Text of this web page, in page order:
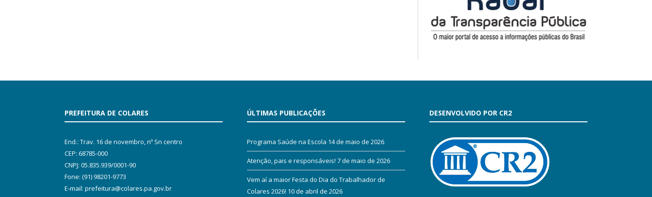
PREFEITURA DE COLARES
End.: Trav. 16 de novembro, nº Sn centro
CEP: 68785-000
CNPJ: 05.835.939/0001-90
Fone: (91) 98201-9773
E-mail: prefeitura@colares.pa.gov.br
ÚLTIMAS PUBLICAÇÕES
Programa Saúde na Escola 14 de maio de 2026
Atenção, pais e responsáveis! 7 de maio de 2026
Vem aí a maior Festa do Dia do Trabalhador de
Colares 2026! 10 de abril de 2026
DESENVOLVIDO POR CR2